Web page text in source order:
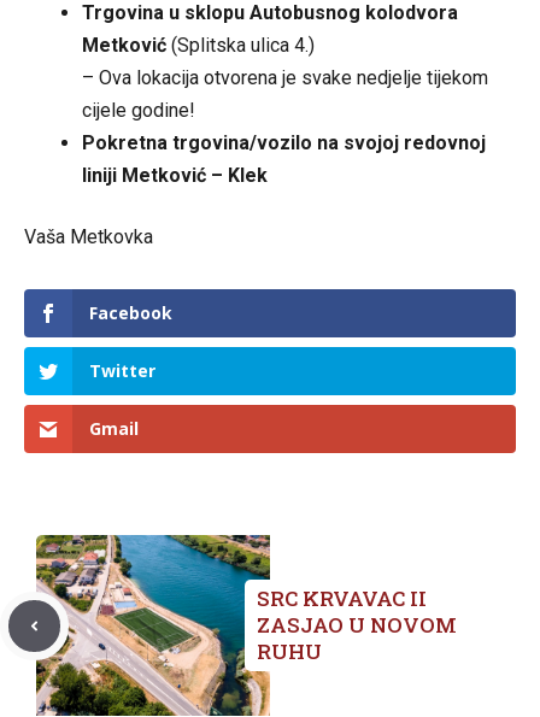
Trgovina u sklopu Autobusnog kolodvora
Metković (Splitska ulica 4.)
– Ova lokacija otvorena je svake nedjelje tijekom
cijele godine!
Pokretna trgovina/vozilo na svojoj redovnoj
liniji Metković – Klek
Vaša Metkovka
Facebook
Twitter
Gmail
SRC KRVAVAC II
ZASJAO U NOVOM
RUHU